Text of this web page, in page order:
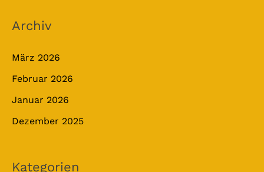
Archiv
März 2026
Februar 2026
Januar 2026
Dezember 2025
Kategorien